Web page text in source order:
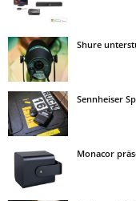
Shure
Sennheiser
Monacor